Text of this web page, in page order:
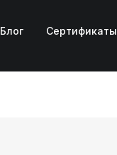
Блог Сертификаты